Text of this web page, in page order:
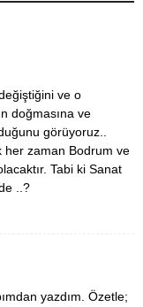
ve o
doğmasına ve
görüyoruz..
her zaman Bodrum ve
Tabi ki Sanat
..?
yazdım. Özetle;